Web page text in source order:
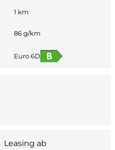
1 km
86 g/km
Euro 6D
Leasing ab